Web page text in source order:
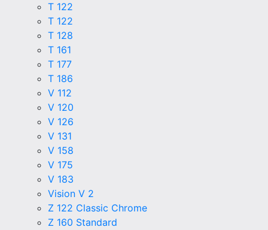
T 122
T 122
T 128
T 161
T 177
T 186
V 112
V 120
V 126
V 131
V 158
V 175
V 183
Vision V 2
Z 122 Classic Chrome
Z 160 Standard